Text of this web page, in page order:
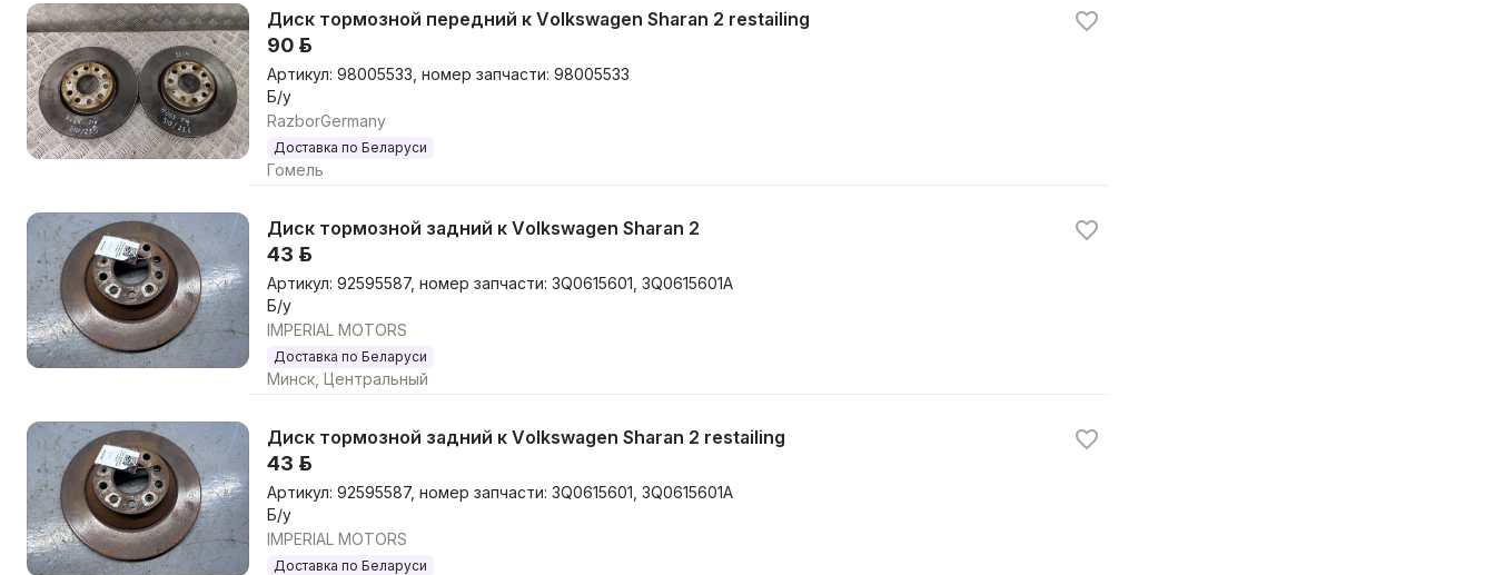
Диск тормозной передний к Volkswagen Sharan 2 restailing
90 р.
Артикул: 98005533, номер запчасти: 98005533
Б/у
RazborGermany
Доставка по Беларуси
Гомель
Диск тормозной задний к Volkswagen Sharan 2
43 р.
Артикул: 92595587, номер запчасти: 3Q0615601, 3Q0615601A
Б/у
IMPERIAL MOTORS
Доставка по Беларуси
Минск, Центральный
Диск тормозной задний к Volkswagen Sharan 2 restailing
43 р.
Артикул: 92595587, номер запчасти: 3Q0615601, 3Q0615601A
Б/у
IMPERIAL MOTORS
Доставка по Беларуси